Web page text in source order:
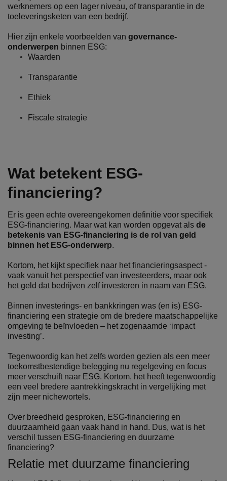
werknemers op een lager niveau, of transparantie in de
toeleveringsketen van een bedrijf.
Hier zijn enkele voorbeelden van governance-
onderwerpen binnen ESG:
Waarden
Transparantie
Ethiek
Fiscale strategie
Wat betekent ESG-
financiering?
Er is geen echte overeengekomen definitie voor specifiek
ESG-financiering. Maar wat kan worden opgevat als de
betekenis van ESG-financiering is de rol van geld
binnen het ESG-onderwerp.
Kortom, het kijkt specifiek naar het financieringsaspect -
vaak vanuit het perspectief van investeerders, maar ook
het geld dat bedrijven zelf investeren in naam van ESG.
Binnen investerings- en bankkringen was (en is) ESG-
financiering een strategie om de bredere maatschappelijke
omgeving te beïnvloeden – het zogenaamde ‘impact
investing’.
Tegenwoordig kan het zelfs worden gezien als een meer
toekomstbestendige belegging nu regelgeving en focus
meer verschuift naar ESG. Kortom, het heeft tegenwoordig
een veel bredere aantrekkingskracht in vergelijking met
zijn meer nichewortels.
Over breedheid gesproken, ESG-financiering en
duurzaamheid gaan vaak hand in hand. Dus, wat is het
verschil tussen ESG-financiering en duurzame
financiering?
Relatie met duurzame financiering